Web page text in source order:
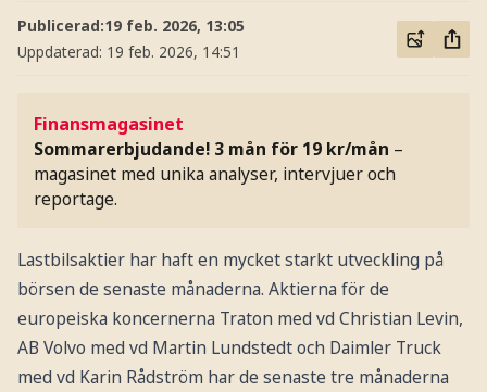
Publicerad:19 feb. 2026, 13:05
Uppdaterad: 19 feb. 2026, 14:51
Finansmagasinet
Sommarerbjudande! 3 mån för 19 kr/mån –
magasinet med unika analyser, intervjuer och
reportage.
Lastbilsaktier har haft en mycket starkt utveckling på
börsen de senaste månaderna. Aktierna för de
europeiska koncernerna Traton med vd Christian Levin,
AB Volvo med vd Martin Lundstedt och Daimler Truck
med vd Karin Rådström har de senaste tre månaderna